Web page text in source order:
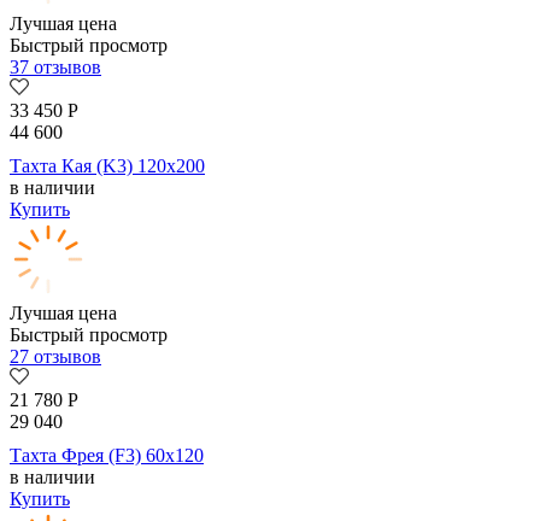
Лучшая цена
Быстрый просмотр
37 отзывов
33 450 Р
44 600
Тахта Кая (K3) 120х200
в наличии
Купить
Лучшая цена
Быстрый просмотр
27 отзывов
21 780 Р
29 040
Тахта Фрея (F3) 60х120
в наличии
Купить